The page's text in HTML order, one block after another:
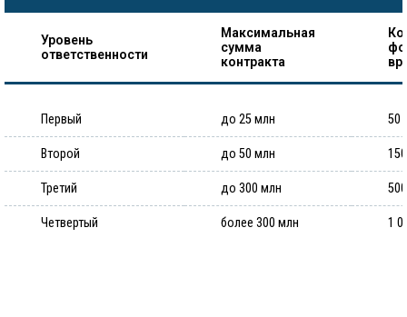
Уровень
ответственности
Максимальная
сумма
контракта
Первый до 25 млн 50
Второй до 50 млн
Третий до 300 млн
Четвертый более 300 млн 1